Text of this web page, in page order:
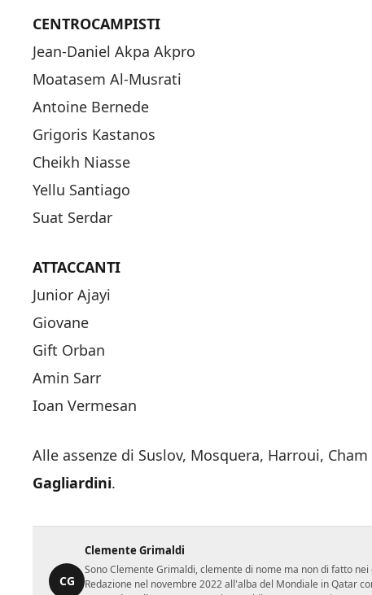
CENTROCAMPISTI
Jean-Daniel Akpa Akpro
Moatasem Al-Musrati
Antoine Bernede
Grigoris Kastanos
Cheikh Niasse
Yellu Santiago
Suat Serdar
ATTACCANTI
Junior Ajayi
Giovane
Gift Orban
Amin Sarr
Ioan Vermesan
Alle assenze di Suslov, Mosquera, Harroui,
Gagliardini.
CG
Clemente Grimaldi
Sono Clemente Grimaldi, clemente di nome ma non di fatto
Redazione nel novembre 2022 all'alba del Mondiale in Qatar